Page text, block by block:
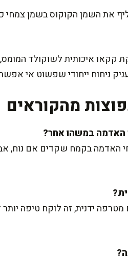
את השמן הקוקוס בשמן צמחי
קקאו איכותית לשוקולד
ניחוח ייחודי שפשוט אי
מהקוראים
האדמה בקמח שקדים אם
ידנית, זה לוקח טיפה